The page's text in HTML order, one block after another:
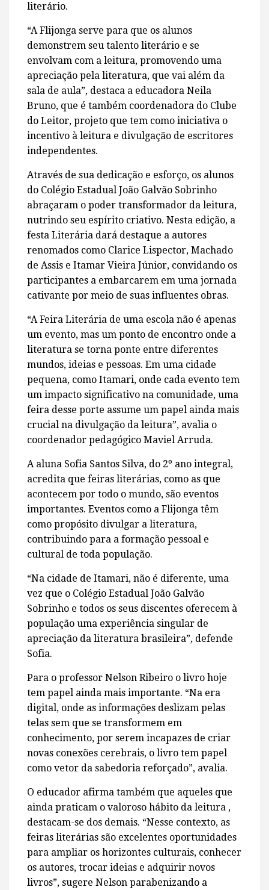
literário.
“A Flijonga serve para que os alunos
demonstrem seu talento literário e se
envolvam com a leitura, promovendo uma
apreciação pela literatura, que vai além da
sala de aula”, destaca a educadora Neila
Bruno, que é também coordenadora do Clube
do Leitor, projeto que tem como iniciativa o
incentivo à leitura e divulgação de escritores
independentes.
Através de sua dedicação e esforço, os alunos
do Colégio Estadual João Galvão Sobrinho
abraçaram o poder transformador da leitura,
nutrindo seu espírito criativo. Nesta edição, a
festa Literária dará destaque a autores
renomados como Clarice Lispector, Machado
de Assis e Itamar Vieira Júnior, convidando os
participantes a embarcarem em uma jornada
cativante por meio de suas influentes obras.
“A Feira Literária de uma escola não é apenas
um evento, mas um ponto de encontro onde a
literatura se torna ponte entre diferentes
mundos, ideias e pessoas. Em uma cidade
pequena, como Itamari, onde cada evento tem
um impacto significativo na comunidade, uma
feira desse porte assume um papel ainda mais
crucial na divulgação da leitura”, avalia o
coordenador pedagógico Maviel Arruda.
A aluna Sofia Santos Silva, do 2º ano integral,
acredita que feiras literárias, como as que
acontecem por todo o mundo, são eventos
importantes. Eventos como a Flijonga têm
como propósito divulgar a literatura,
contribuindo para a formação pessoal e
cultural de toda população.
“Na cidade de Itamari, não é diferente, uma
vez que o Colégio Estadual João Galvão
Sobrinho e todos os seus discentes oferecem à
população uma experiência singular de
apreciação da literatura brasileira”, defende
Sofia.
Para o professor Nelson Ribeiro o livro hoje
tem papel ainda mais importante. “Na era
digital, onde as informações deslizam pelas
telas sem que se transformem em
conhecimento, por serem incapazes de criar
novas conexões cerebrais, o livro tem papel
como vetor da sabedoria reforçado”, avalia.
O educador afirma também que aqueles que
ainda praticam o valoroso hábito da leitura ,
destacam-se dos demais. “Nesse contexto, as
feiras literárias são excelentes oportunidades
para ampliar os horizontes culturais, conhecer
os autores, trocar ideias e adquirir novos
livros”, sugere Nelson parabenizando a